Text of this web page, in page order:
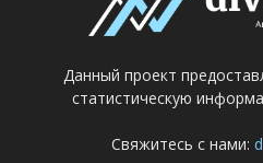
Данный проект
статистическую
Свяжитесь с нами: